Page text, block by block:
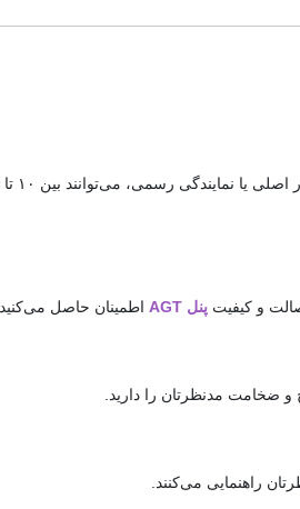
و کیفیتپنل AGT اطمینان حاصل می‌کنید.
ضخامت مدنظرتان را دارید.
راهنمایی می‌کنند.